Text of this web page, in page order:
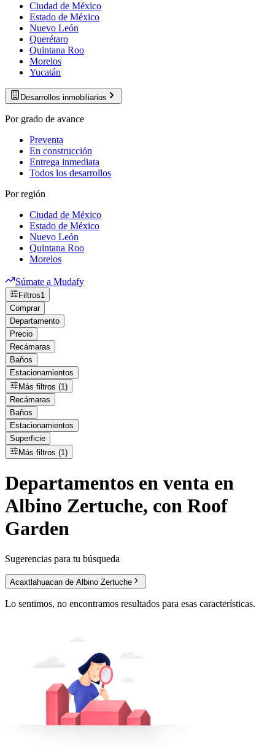
Ciudad de México
Estado de México
Nuevo León
Querétaro
Quintana Roo
Morelos
Yucatán
Desarrollos inmobiliarios
Por grado de avance
Preventa
En construcción
Entrega inmediata
Todos los desarrollos
Por región
Ciudad de México
Estado de México
Nuevo León
Quintana Roo
Morelos
Súmate a Mudafy
Filtros1
Comprar
Departamento
Precio
Recámaras
Baños
Estacionamientos
Más filtros (1)
Recámaras
Baños
Estacionamientos
Superficie
Más filtros (1)
Departamentos en venta en
Albino Zertuche, con Roof
Garden
Sugerencias para tu búsqueda
Acaxtlahuacan de Albino Zertuche
Lo sentimos, no encontramos resultados para esas características.